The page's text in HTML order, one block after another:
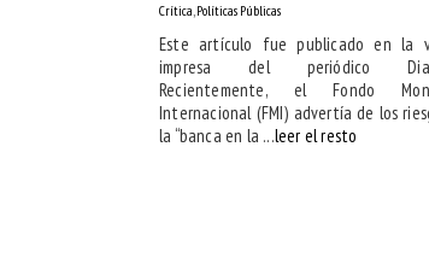
Crítica,Políticas Públicas
Este artículo fue publicado en la
impresa del periódico
Recientemente, el Fondo
Internacional (FMI) advertía de los
la “banca en la ...leer el resto